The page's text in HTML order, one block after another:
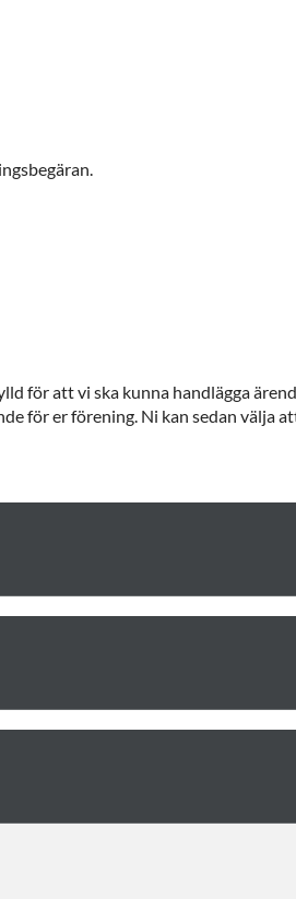
för att vi ska kunna handlägga
för er förening. Ni kan sedan välja